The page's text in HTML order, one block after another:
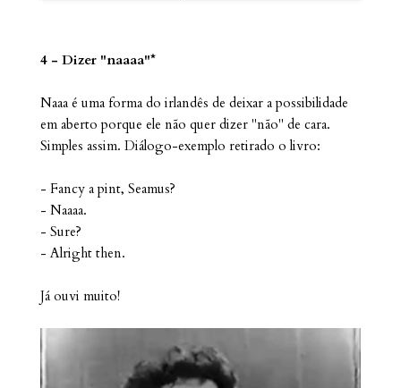
4 - Dizer "naaaa"*
Naaa é uma forma do irlandês de deixar a possibilidade
em aberto porque ele não quer dizer "não" de cara.
Simples assim. Diálogo-exemplo retirado o livro:
- Fancy a pint, Seamus?
- Naaaa.
- Sure?
- Alright then.
Já ouvi muito!